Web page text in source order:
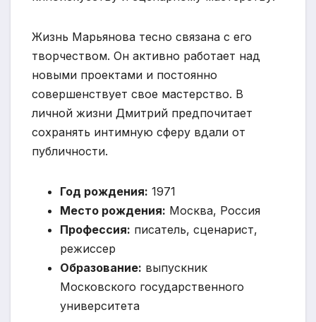
Жизнь Марьянова тесно связана с его
творчеством. Он активно работает над
новыми проектами и постоянно
совершенствует свое мастерство. В
личной жизни Дмитрий предпочитает
сохранять интимную сферу вдали от
публичности.
Год рождения: 1971
Место рождения: Москва, Россия
Профессия: писатель, сценарист,
режиссер
Образование: выпускник
Московского государственного
университета